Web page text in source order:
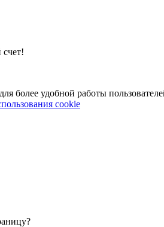
более удобной работы
cookie